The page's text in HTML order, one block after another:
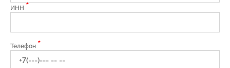
ИНН *
Телефон *